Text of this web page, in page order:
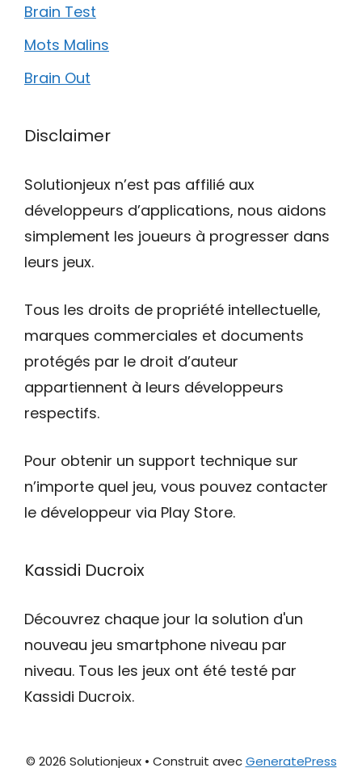
Brain Test
Mots Malins
Brain Out
Disclaimer
Solutionjeux n’est pas affilié aux
développeurs d’applications, nous aidons
simplement les joueurs à progresser dans
leurs jeux.
Tous les droits de propriété intellectuelle,
marques commerciales et documents
protégés par le droit d’auteur
appartiennent à leurs développeurs
respectifs.
Pour obtenir un support technique sur
n’importe quel jeu, vous pouvez contacter
le développeur via Play Store.
Kassidi Ducroix
Découvrez chaque jour la solution d'un
nouveau jeu smartphone niveau par
niveau. Tous les jeux ont été testé par
Kassidi Ducroix.
© 2026 Solutionjeux• Construit avecGeneratePress